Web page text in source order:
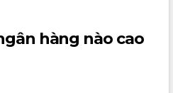
hàng nào cao